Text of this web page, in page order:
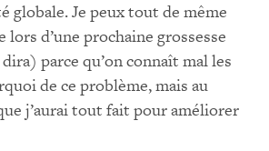
globale. Je peux tout de même
d’une prochaine grossesse
parce qu’on connaît mal les
de ce problème, mais au
j’aurai tout fait pour améliorer